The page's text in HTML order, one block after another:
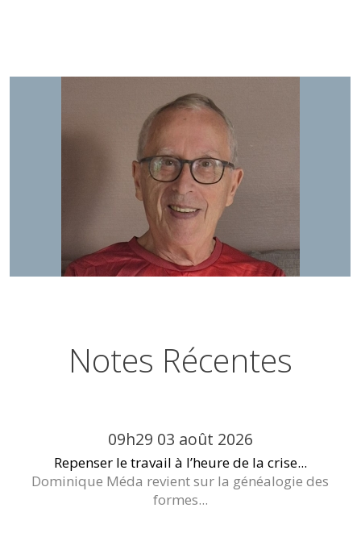
Notes Récentes
09h29 03 août 2026
Repenser le travail à l’heure de la crise...
Dominique Méda revient sur la généalogie des
formes...